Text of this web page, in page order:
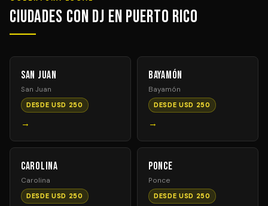
Ciudades con DJ en Puerto Rico
San Juan
San Juan
DESDE USD 250
→
Bayamón
Bayamón
DESDE USD 250
→
Carolina
Carolina
DESDE USD 250
Ponce
Ponce
DESDE USD 250